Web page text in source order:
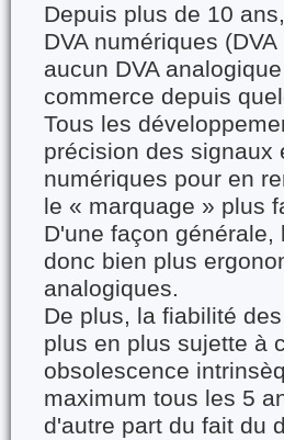
Depuis plus de 10
DVA numériques
aucun DVA
commerce depuis
Tous les
précision des signaux
numériques pour en
le « marquage » plus
D'une façon
donc bien plus
analogiques.
De plus, la fiabilité
plus en plus sujette à
obsolescence
maximum tous les 5
d'autre part du fait du